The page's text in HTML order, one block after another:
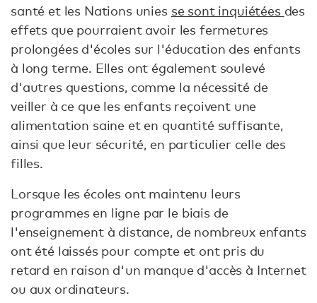
santé et les Nations unies se sont inquiétées des
effets que pourraient avoir les fermetures
prolongées d'écoles sur l'éducation des enfants
à long terme. Elles ont également soulevé
d'autres questions, comme la nécessité de
veiller à ce que les enfants reçoivent une
alimentation saine et en quantité suffisante,
ainsi que leur sécurité, en particulier celle des
filles.
Lorsque les écoles ont maintenu leurs
programmes en ligne par le biais de
l'enseignement à distance, de nombreux enfants
ont été laissés pour compte et ont pris du
retard en raison d'un manque d'accès à Internet
ou aux ordinateurs.